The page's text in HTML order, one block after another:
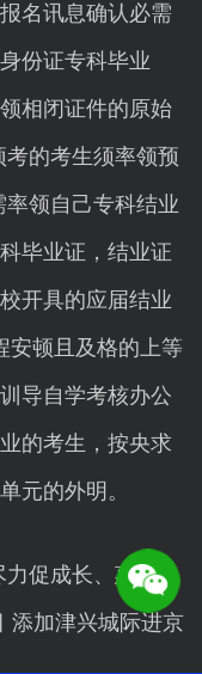
名讯息确认必需
份证专科毕业
相闭证件的原始
考的考生须率领预
领自己专科结业
毕业证，结业证
开具的应届结业
安顿且及格的上等
导自学考核办公
的考生，按央求
元的外明。
促成长、惠民
添加津兴城际进京